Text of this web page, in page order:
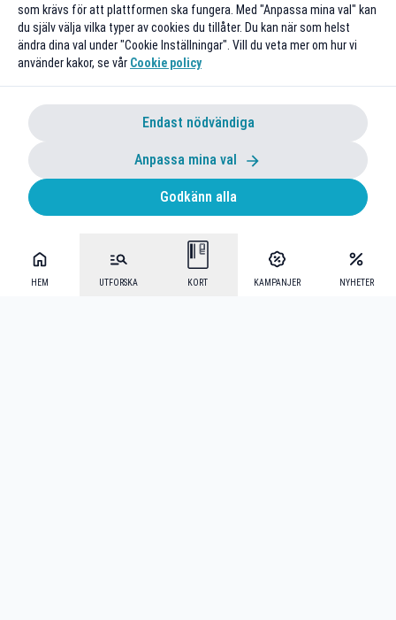
HEM UTFORSKA KORT KAMPANJER NYHETER
som krävs för att plattformen ska fungera. Med "Anpassa mina val" kan
du själv välja vilka typer av cookies du tillåter. Du kan när som helst
ändra dina val under "Cookie Inställningar". Vill du veta mer om hur vi
använder kakor, se vår Cookie policy
Endast nödvändiga
Anpassa mina val
Godkänn alla